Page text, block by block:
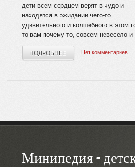
дети всем сердцем верят в чудо и
находятся в ожидании чего-то
удивительного и волшебного в этом
то вам почему-то, совсем невесело и
ПОДРОБНЕЕ Нет комментариев
Минипедия -